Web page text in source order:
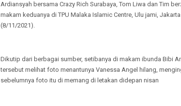
Ardiansyah bersama Crazy Rich Surabaya, Tom Liwa dan Tim
makam keduanya di TPU Malaka Islamic Centre, Ulu jami,
(8/11/2021).
Dikutip dari berbagai sumber, setibanya di makam ibunda Bibi
tersebut melihat foto menantunya Vanessa Angel hilang,
sebelumnya foto itu di memang di letakan didepan nisan